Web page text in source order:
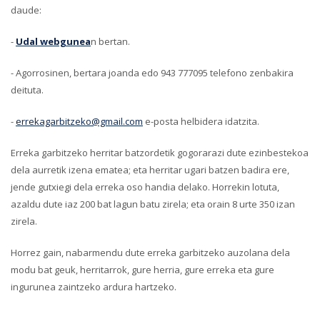
daude:
- Udal webgunean bertan.
- Agorrosinen, bertara joanda edo 943 777095 telefono zenbakira
deituta.
-errekagarbitzeko@gmail.com e-posta helbidera idatzita.
Erreka garbitzeko herritar batzordetik gogorarazi dute ezinbestekoa
dela aurretik izena ematea; eta herritar ugari batzen badira ere,
jende gutxiegi dela erreka oso handia delako. Horrekin lotuta,
azaldu dute iaz 200 bat lagun batu zirela; eta orain 8 urte 350 izan
zirela.
Horrez gain, nabarmendu dute erreka garbitzeko auzolana dela
modu bat geuk, herritarrok, gure herria, gure erreka eta gure
ingurunea zaintzeko ardura hartzeko.